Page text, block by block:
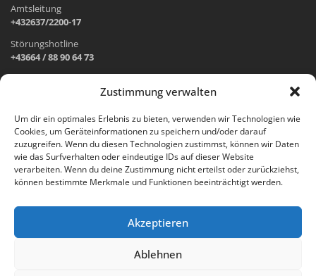
Zustimmung verwalten
Um dir ein optimales Erlebnis zu bieten, verwenden wir Technologien wie
Cookies, um Geräteinformationen zu speichern und/oder darauf
zuzugreifen. Wenn du diesen Technologien zustimmst, können wir Daten
wie das Surfverhalten oder eindeutige IDs auf dieser Website
verarbeiten. Wenn du deine Zustimmung nicht erteilst oder zurückziehst,
können bestimmte Merkmale und Funktionen beeinträchtigt werden.
Akzeptieren
Ablehnen
Amtsleitung
+432637/2200-17
Störungshotline
+43664 / 88 90 64 73
Wr. Neustädter Straße 1
2733 Grünbach am Schneeberg
Öffnungszeiten Gemeindeamt:
Montag: 8.00 – 12.00 Uhr und 14.00 – 18.00 Uhr
Freitag: 8.00 – 12.00 Uhr
Email: